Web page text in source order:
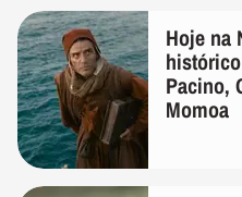
Hoje na
Pacino,
Momoa